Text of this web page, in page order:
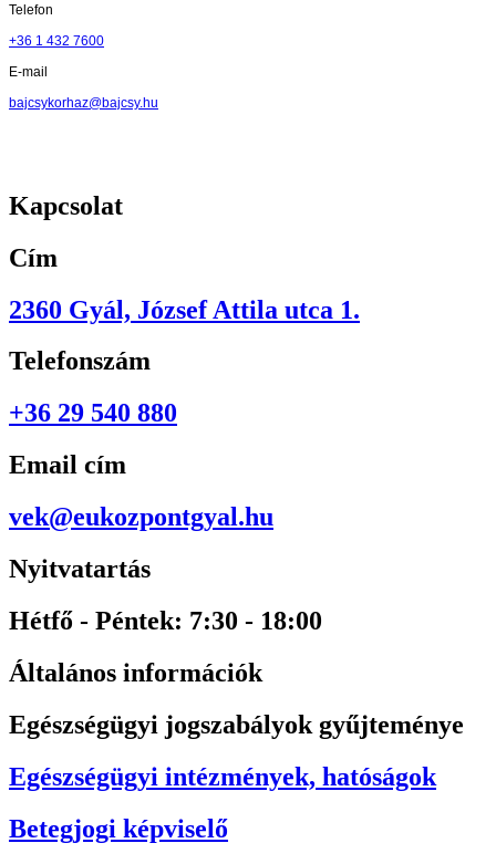
Telefon
+36 1 432 7600
E-mail
bajcsykorhaz@bajcsy.hu
Kapcsolat
Cím
2360 Gyál, József Attila utca 1.
Telefonszám
+36 29 540 880
Email cím
vek@eukozpontgyal.hu
Nyitvatartás
Hétfő - Péntek: 7:30 - 18:00
Általános információk
Egészségügyi jogszabályok gyűjteménye
Egészségügyi intézmények, hatóságok
Betegjogi képviselő